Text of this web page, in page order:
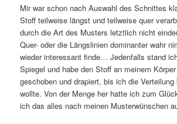
Mir war schon nach Auswahl des Schnittes
Stoff teilweise längst und teilweise quer
durch die Art des Musters letztlich nicht
Quer- oder die Längslinien dominanter wahr
wieder interessant finde… Jedenfalls stand
Spiegel und habe den Stoff an meinem
geschoben und drapiert, bis ich die
wollte. Von der Menge her hatte ich zum
ich das alles nach meinen Musterwünschen